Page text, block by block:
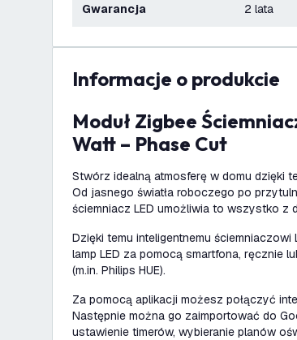
Gwarancja 2 lata
informacje o produkcie
Moduł Zigbee Ściemniacz LED Smart 0-250
Watt – Phase Cut
Stwórz idealną atmosferę w domu dzięki
Od jasnego światła roboczego po
ściemniacz LED umożliwia to wszystko z
Dzięki temu inteligentnemu
lamp LED za pomocą smartfona, ręcznie
(m.in. Philips HUE).
Za pomocą aplikacji możesz połączyć
Następnie można go zaimportować do
ustawienie timerów, wybieranie planów